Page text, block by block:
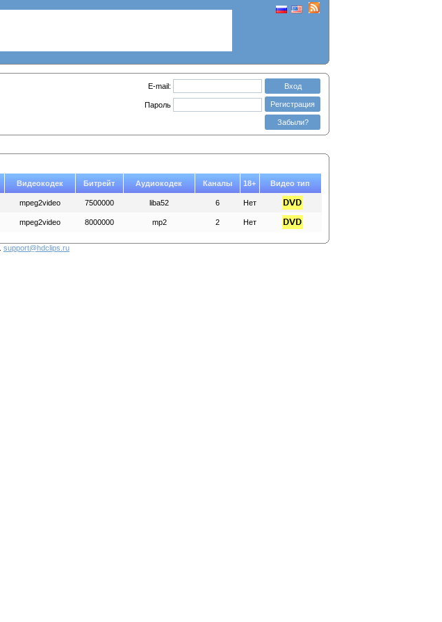
E-mail: Вход
Пароль Регистрация
Забыли?
Видеокодек Битрейт Аудиокодек Каналы 18+ Видео тип
mpeg2video 7500000 liba52 6 Нет
mpeg2video 8000000 mp2 2 Нет
support@hdclips.ru